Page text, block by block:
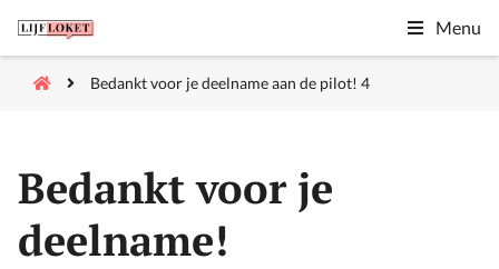
Menu
Bedankt voor je deelname aan de pilot! 4
Bedankt voor je
deelname!